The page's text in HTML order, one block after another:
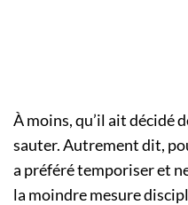
À moins, qu’ilaitdécidé
sauter.Autrement dit,
a préféré temporiser et
la moindre mesure